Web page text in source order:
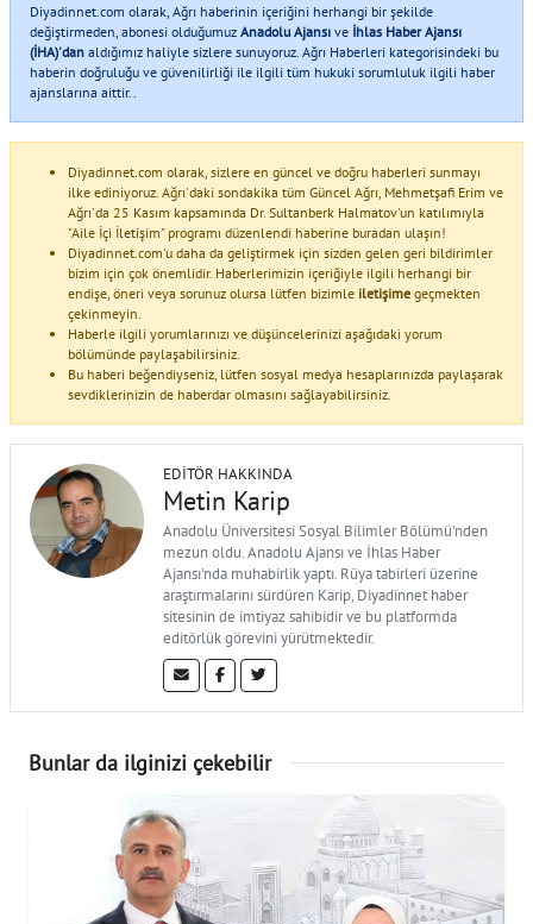
Diyadinnet.com olarak, Ağrı haberinin içeriğini herhangi bir şekilde
değiştirmeden, abonesi olduğumuz Anadolu Ajansı ve İhlas Haber Ajansı
(İHA)'dan aldığımız haliyle sizlere sunuyoruz. Ağrı Haberleri kategorisindeki bu
haberin doğruluğu ve güvenilirliği ile ilgili tüm hukuki sorumluluk ilgili haber
ajanslarına aittir..
Diyadinnet.com olarak, sizlere en güncel ve doğru haberleri sunmayı
ilke ediniyoruz. Ağrı'daki sondakika tüm Güncel Ağrı, Mehmetşafi Erim ve
Ağrı'da 25 Kasım kapsamında Dr. Sultanberk Halmatov'un katılımıyla
"Aile İçi İletişim" programı düzenlendi haberine buradan ulaşın!
Diyadinnet.com'u daha da geliştirmek için sizden gelen geri bildirimler
bizim için çok önemlidir. Haberlerimizin içeriğiyle ilgili herhangi bir
endişe, öneri veya sorunuz olursa lütfen bizimle iletişime geçmekten
çekinmeyin.
Haberle ilgili yorumlarınızı ve düşüncelerinizi aşağıdaki yorum
bölümünde paylaşabilirsiniz.
Bu haberi beğendiyseniz, lütfen sosyal medya hesaplarınızda paylaşarak
sevdiklerinizin de haberdar olmasını sağlayabilirsiniz.
EDITÖR HAKKINDA
Metin Karip
Anadolu Üniversitesi Sosyal Bilimler Bölümü'nden
mezun oldu. Anadolu Ajansı ve İhlas Haber
Ajansı'nda muhabirlik yaptı. Rüya tabirleri üzerine
araştırmalarını sürdüren Karip, Diyadinnet haber
sitesinin de imtiyaz sahibidir ve bu platformda
editörlük görevini yürütmektedir.
Bunlar da ilginizi çekebilir